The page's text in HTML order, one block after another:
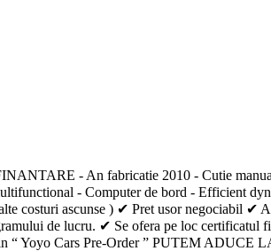
- An fabricatie 2010 - Cutie
- Computer de bord - Efficient
costuri ascunse ) ✔ Pret usor negociabil
de lucru. ✔ Se ofera pe loc certificatul
“ Yoyo Cars Pre-Order ” PUTEM